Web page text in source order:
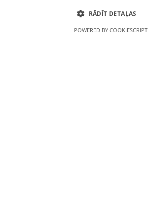
RĀDĪT DETAĻAS
POWERED BY COOKIESCRIPT